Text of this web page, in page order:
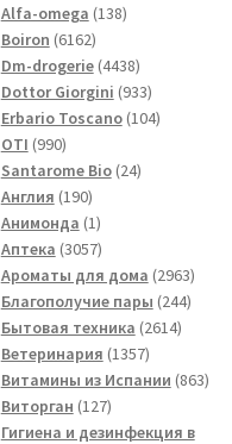
Alfa-omega 138138
Boiron 61626162
товара
Dm-drogerie 44384438
товаров
Dottor Giorgini 933933
товара
Erbario Toscano 104104
OTI 990990
товаров
Santarome Bio 2424
Англия 190190
товаров
Анимонда 11
товар
Аптека 30573057
товаров
Ароматы для дома 29632963
товара
Благополучие пары 244244
Бытовая техника 26142614
Ветеринария 13571357
товаров
Витамины из Испании 863863
Виторган 127127
товаров
Гигиена и дезинфекция в